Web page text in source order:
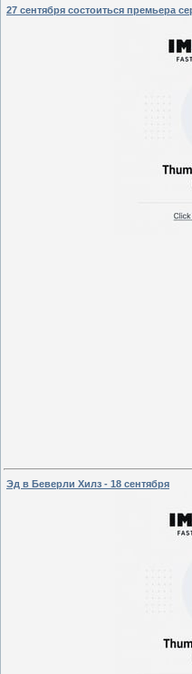
27 сентября состоиться премьера
Эд в Беверли Хилз - 18 сентября